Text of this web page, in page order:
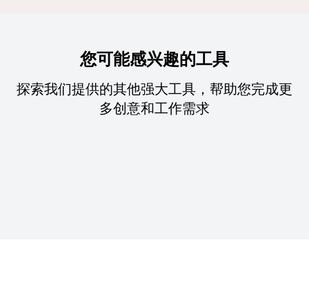
您可能感兴趣的工具
探索我们提供的其他强大工具，帮助您完成更
多创意和工作需求